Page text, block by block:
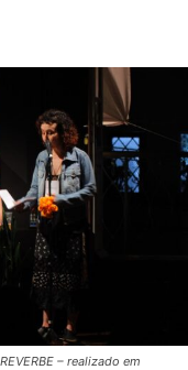
– realizado em